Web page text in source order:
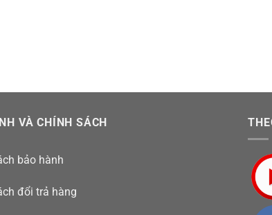
VÀ CHÍNH SÁCH
bảo hành
đổi trả hàng